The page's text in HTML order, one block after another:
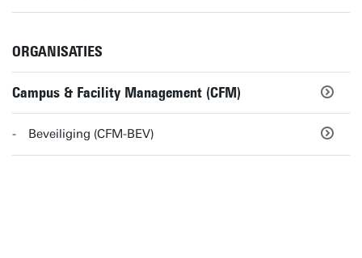
ORGANISATIES
Campus & Facility Management (CFM)
Beveiliging (CFM-BEV)